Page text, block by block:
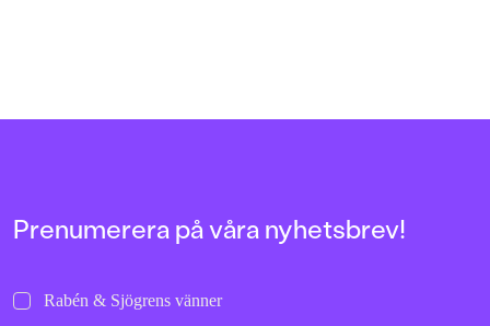
allra första gångerna.
Prenumerera på våra nyhetsbrev!
Rabén & Sjögrens vänner